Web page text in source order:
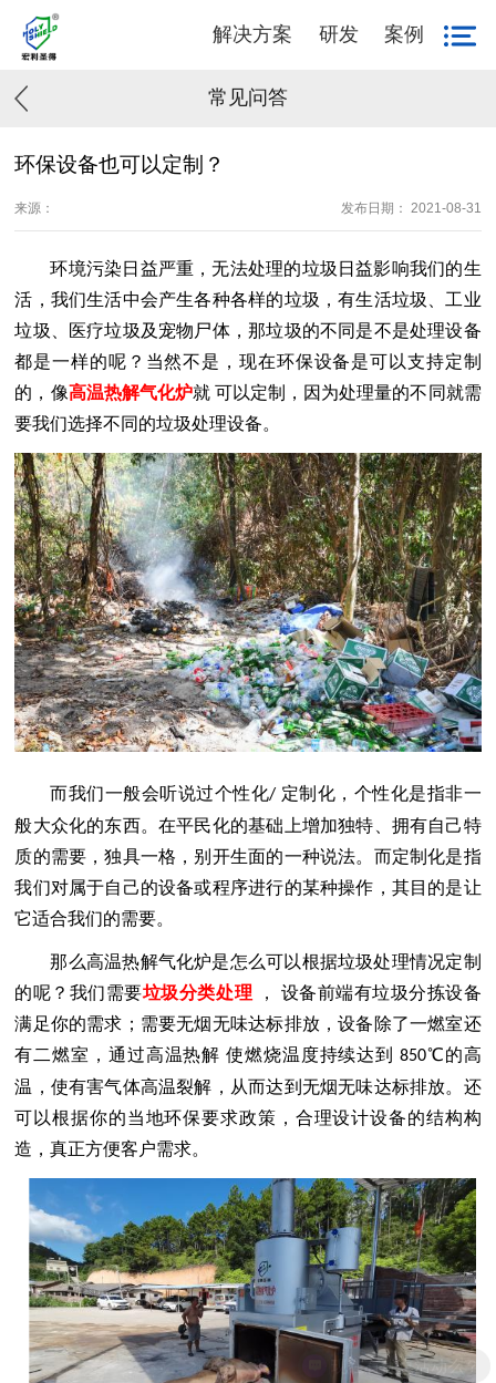
解决方案 研发 案例
常见问答
环保设备也可以定制？
来源： 发布日期： 2021-08-31
环境污染日益严重，无法处理的垃圾日益影响我们的生
活，我们生活中会产生各种各样的垃圾，有生活垃圾、工业
垃圾、医疗垃圾及宠物尸体，那垃圾的不同是不是处理设备
都是一样的呢？当然不是，现在环保设备是可以支持定制
的，像高温热解气化炉就 可以定制，因为处理量的不同就需
要我们选择不同的垃圾处理设备。
而我们一般会听说过个性化/ 定制化，个性化是指非一
般大众化的东西。在平民化的基础上增加独特、拥有自己特
质的需要，独具一格，别开生面的一种说法。而定制化是指
我们对属于自己的设备或程序进行的某种操作，其目的是让
它适合我们的需要。
那么高温热解气化炉是怎么可以根据垃圾处理情况定制
的呢？我们需要垃圾分类处理 ， 设备前端有垃圾分拣设备
满足你的需求；需要无烟无味达标排放，设备除了一燃室还
有二燃室，通过高温热解 使燃烧温度持续达到 850℃的高
温，使有害气体高温裂解，从而达到无烟无味达标排放。还
可以根据你的当地环保要求政策，合理设计设备的结构构
造，真正方便客户需求。
现在有优惠活动么？